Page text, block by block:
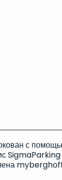
с
SigmaParking